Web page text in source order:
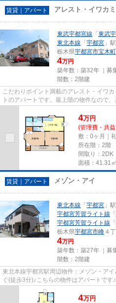
賃貸｜アパート アレスト・イワカミ
東武宇都宮線 「 東武
東北本線 「 宇都宮 」
栃木県宇都宮市宝木町
4万円
築年数：築32年 ｜募
階数：2階建
こだわりポイント満載のアレスト・イワ
トのアパートです。最上階の物件なので
4万円
(管理費・共
敷：0ヶ月｜
所在階：2階
間取り：2DK
面積：41.31㎡
賃貸｜アパート メゾン・アイ
東北本線 「 宇都宮 」
宇都宮芳賀ライト線 「
宇都宮芳賀ライト線 「
栃木県宇都宮市峰 ４
4万円
築年数：築27年 ｜募
階数：2階建
東北本線宇都宮駅周辺物件：メゾン・ア
ぐ(徒歩3分)♪こちらの物件はアパートで
り、移動範囲も広がります♪ラ...
4万円